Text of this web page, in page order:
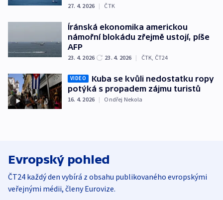
27. 4. 2026 | ČTK
Íránská ekonomika americkou
námořní blokádu zřejmě ustojí, píše
AFP
23. 4. 2026 23. 4. 2026 | ČTK ČT24
VIDEO
Kuba se kvůli nedostatku ropy
potýká s propadem zájmu turistů
16. 4. 2026 | Ondřej Nekola
Evropský pohled
ČT24 každý den vybírá z obsahu publikovaného evropskými
veřejnými médii, členy Eurovize.